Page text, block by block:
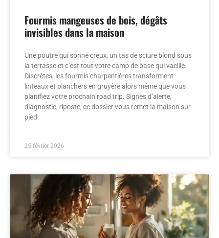
Fourmis mangeuses de bois, dégâts
invisibles dans la maison
Une poutre qui sonne creux, un tas de sciure blond sous
la terrasse et c’est tout votre camp de base qui vacille.
Discrètes, les fourmis charpentières transforment
linteaux et planchers en gruyère alors même que vous
planifiez votre prochain road trip. Signes d’alerte,
diagnostic, riposte, ce dossier vous remet la maison sur
pied.
25 février 2026